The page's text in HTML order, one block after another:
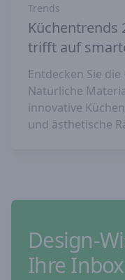
Trends
Küchentrends
trifft auf
Entdecken Sie
Natürliche
innovative
und ästhetische
Design-
Ihre Inbox